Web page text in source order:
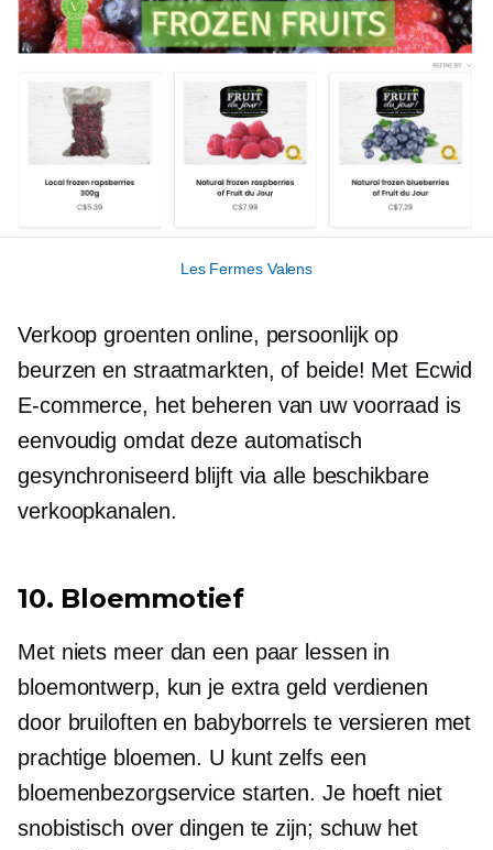
Les Fermes Valens
Verkoop groenten online, persoonlijkop
beurzen en straatmarkten, of beide! Met Ecwid
E-commerce, het beheren van uw voorraad is
eenvoudig omdat deze automatisch
gesynchroniseerd blijft via alle beschikbare
verkoopkanalen.
10. Bloemmotief
Met niets meer dan een paar lessen in
bloemontwerp, kun je extra geld verdienen
door bruiloften en babyborrels te versieren met
prachtige bloemen. U kunt zelfs een
bloemenbezorgservice starten. Je hoeft niet
snobistisch over dingen te zijn; schuw het